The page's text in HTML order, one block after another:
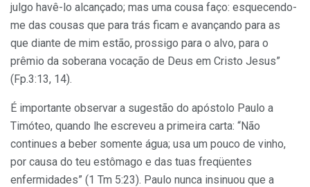
julgo havê-lo alcançado; mas uma cousa faço: esquecendo-
me das cousas que para trás ficam e avançando para as
que diante de mim estão, prossigo para o alvo, para o
prêmio da soberana vocação de Deus em Cristo Jesus”
(Fp.3:13, 14).
É importante observar a sugestão do apóstolo Paulo a
Timóteo, quando lhe escreveu a primeira carta: “Não
continues a beber somente água; usa um pouco de vinho,
por causa do teu estômago e das tuas freqüentes
enfermidades” (1 Tm 5:23). Paulo nunca insinuou que a